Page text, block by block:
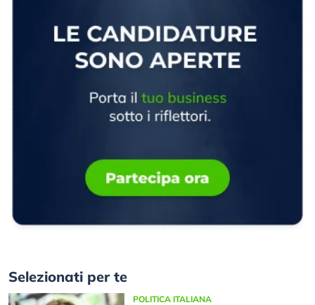
Selezionati per te
POLITICA ITALIANA